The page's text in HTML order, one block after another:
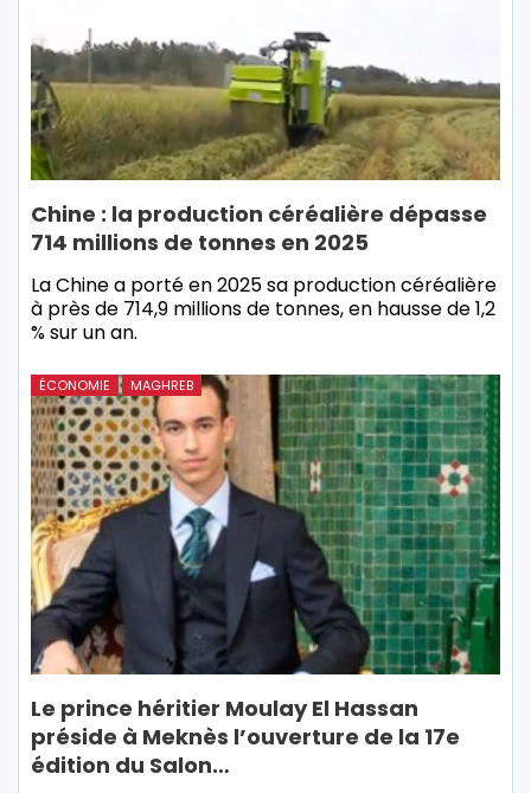
Chine : la production céréalière dépasse
714 millions de tonnes en 2025
La Chine a porté en 2025 sa production céréalière
à près de 714,9 millions de tonnes, en hausse de 1,2
% sur un an.
ÉCONOMIE MAGHREB
Le prince héritier Moulay El Hassan
préside à Meknès l’ouverture de la 17e
édition du Salon…